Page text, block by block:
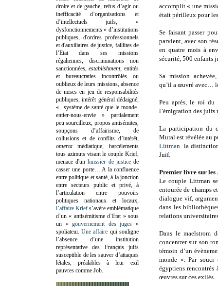
accomplit « une
était périlleux pour
Se faisant passer
parvient, avec son
en quatre mois à
sécurité, 500 enfants
Sa mission
qu’il a œuvré avec…
Peu après, le roi du
l’émigration des juifs
La participation du
Mural est révélée au
Littman la
Juif.
Premier livre sur les
Le couple Littman
entourée de champs
dialogue vif,
dans les
relations
Dans le maelstrom
concentrer sur son
témoin d’un
monde ». Par souci
égyptiens rencontrés
œuvres sur ces exilés.
droite et de gauche, refus d’agir ou
inefficacité d’organisations et
d’intellectuels juifs, «
dysfonctionnements » d’institutions
publiques, d'ordres professionnels
et d'auxiliaires de justice, faillites de
l’Etat dans ses missions
régaliennes, discriminations non
sanctionnées,establishment, entités
et bureaucraties incontrôlés ou
oublieux de leurs missions, absence
de mises en jeu de responsabilités
publiques, intérêt général dédaigné,
« système-de-santé-que-le-monde-
entier-nous-envie » partialement
peu sourcilleux, propos antisémites,
soupçons d’affairisme, de
collusions et de conflits d’intérêt,
omertamédiatique, harcèlements
tous azimuts visant le couple Krief,
menace d'unhuissier de justicede
casser une porte… A la confluence
entre politique et santé, à la jonction
entre secteurs public et privé, à
l’articulation entre pouvoirs
politiques nationaux et locaux,
l’affaire Krief s’avère emblématique
d’un « antisémitisme d’Etat » sous
un «gouvernement des juges »
spoliateur.Une affaire qui souligne
l’absence d’une institution
représentative des Français juifs
susceptible de les sauver d’attaques
létales, préalables à leur exil
pauvres comme Job.